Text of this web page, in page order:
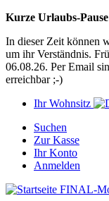
Kurze Urlaubs-
In dieser Zeit können
um ihr Verständnis.
06.08.26. Per Email
erreichbar ;-)
Ihr Wohnsitz
Suchen
Zur Kasse
Ihr Konto
Anmelden